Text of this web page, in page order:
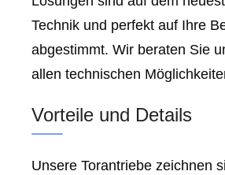
Technik und perfekt auf Ihre
abgestimmt. Wir beraten Sie
allen technischen
Vorteile und Details
Unsere Torantriebe zeichnen